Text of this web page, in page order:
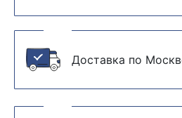
Доставка по